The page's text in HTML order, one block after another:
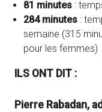
81 minutes :
284 minutes :
semaine (315
pour les femmes)
ILS ONT DIT :
Pierre Rabadan,